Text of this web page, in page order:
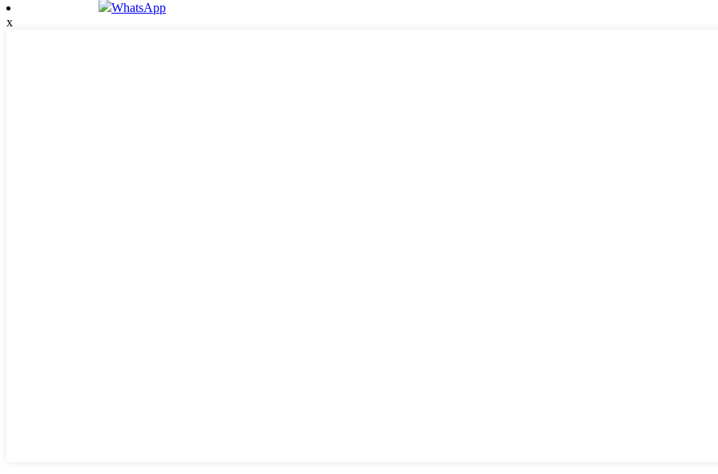
WhatsApp
x